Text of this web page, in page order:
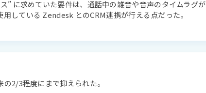
” に求めていた要件は、通話中の雑音や音声のタイムラグが
している Zendesk とのCRM連携が行える点だった。
2/3程度にまで抑えられた。